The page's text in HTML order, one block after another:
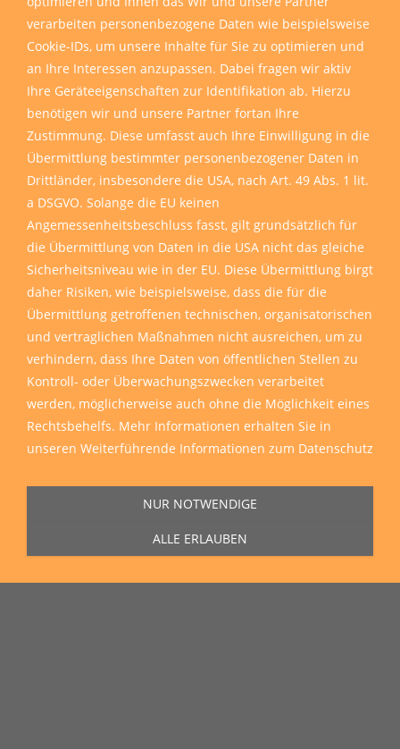
verarbeiten personenbezogene Daten wie beispielsweise
Cookie-IDs, um unsere Inhalte für Sie zu optimieren und
an Ihre Interessen anzupassen. Dabei fragen wir aktiv
Ihre Geräteeigenschaften zur Identifikation ab. Hierzu
benötigen wir und unsere Partner fortan Ihre
Zustimmung. Diese umfasst auch Ihre Einwilligung in die
Übermittlung bestimmter personenbezogener Daten in
Drittländer, insbesondere die USA, nach Art. 49 Abs. 1 lit.
a DSGVO. Solange die EU keinen
Angemessenheitsbeschluss fasst, gilt grundsätzlich für
die Übermittlung von Daten in die USA nicht das gleiche
Sicherheitsniveau wie in der EU. Diese Übermittlung birgt
daher Risiken, wie beispielsweise, dass die für die
Übermittlung getroffenen technischen, organisatorischen
und vertraglichen Maßnahmen nicht ausreichen, um zu
verhindern, dass Ihre Daten von öffentlichen Stellen zu
Kontroll- oder Überwachungszwecken verarbeitet
werden, möglicherweise auch ohne die Möglichkeit eines
Rechtsbehelfs. Mehr Informationen erhalten Sie in
unseren Weiterführende Informationen zum Datenschutz
NUR NOTWENDIGE
ALLE ERLAUBEN